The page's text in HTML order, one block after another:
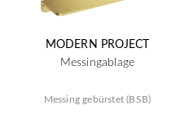
MODERN PROJECT
Messingablage
Messing gebürstet (BSB)